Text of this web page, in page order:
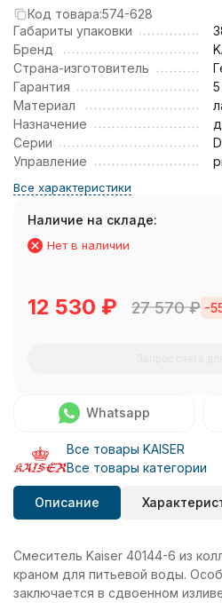
Код товара:574-628
Габариты упаковки
Бренд
Страна-изготовитель
Гарантия
Материал
Назначение
Серии
Управление
Все характеристики
Наличие на складе:
Нет в наличии
12 530 ₽ 27 570₽ -
Whatsapp
Все товары KAISER
Все товары категории
Описание
Смеситель Kaiser 40144-6 из
краном для питьевой воды.
заключается в сдвоенном